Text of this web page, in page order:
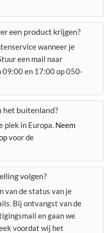
een product krijgen?
wanneer je
een mail naar
09:00 en 17:00 op 050-
het buitenland?
plek in Europa. Neem
voor de
volgen?
van de status van je
Bij ontvangst van de
en gaan we
voordat wij het